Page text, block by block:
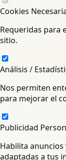
Cookies
Requeridas para
sitio.
Análisis /
Nos permiten
para mejorar el
Publicidad
Habilita
adaptadas a tus